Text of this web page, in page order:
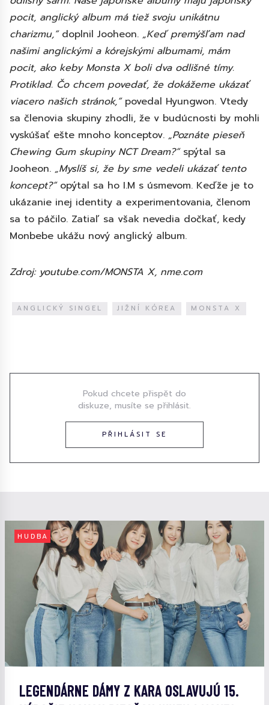
pocit, anglický album má tiež svoju unikátnu
charizmu,“doplnil Jooheon. „Keď premýšľam nad
našimi anglickými a kórejskými albumami, mám
pocit, ako keby Monsta X boli dva odlišné tímy.
Protiklad. Čo chcem povedať, že dokážeme ukázať
viacero našich stránok,“povedal Hyungwon. Vtedy
sa členovia skupiny zhodli, že v budúcnosti by mohli
vyskúšať ešte mnoho konceptov. „Poznáte pieseň
Chewing Gum skupiny NCT Dream?“spýtal sa
Jooheon. „Myslíš si, že by sme vedeli ukázať tento
koncept?“opýtal sa ho I.M s úsmevom. Keďže je to
ukázanie inej identity a experimentovania, členom
sa to páčilo. Zatiaľ sa však nevedia dočkať, kedy
Monbebe ukážu nový anglický album.
Zdroj: youtube.com/MONSTA X, nme.com
ANGLICKÝ SINGEL JIŽNÍ KÓREA MONSTA X
Pokud chcete přispět do
diskuze, musíte se přihlásit.
PŘIHLÁSIT SE
HUDBA
LEGENDÁRNE DÁMY Z KARA OSLAVUJÚ 15.